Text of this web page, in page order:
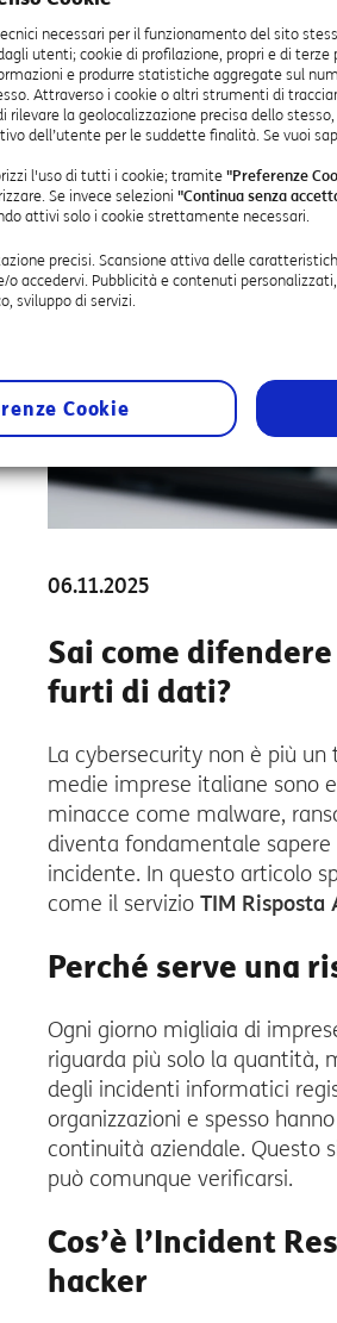
06.11.2025
Sai come
furti di dati?
La cybersecurity non è più
medie imprese italiane sono
minacce come malware,
diventa fondamentale
incidente. In questo articolo
come il servizio TIM Risposta
Perché serve una
Ogni giorno migliaia di
riguarda più solo la quantità,
degli incidenti informatici
organizzazioni e spesso
continuità aziendale. Questo
può comunque verificarsi.
Cos’è l’Incident
hacker
necessari per il funzionamento del sito
utenti; cookie di profilazione, propri e di
e produrre statistiche aggregate sul
Attraverso i cookie o altri strumenti di
rilevare la geolocalizzazione precisa dello stesso,
dell’utente per le suddette finalità. Se vuoi
l'uso di tutti i cookie; tramite "Preferenze
Se invece selezioni "Continua senza
attivi solo i cookie strettamente necessari.
precisi. Scansione attiva delle
o accedervi. Pubblicità e contenuti
sviluppo di servizi.
Cookie